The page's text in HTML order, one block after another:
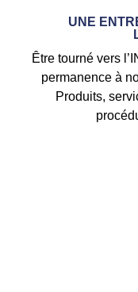
UNE
Être tourné vers
permanence à
Produits,